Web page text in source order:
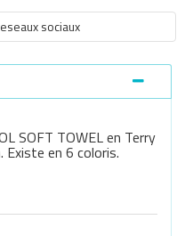
sociaux
SOFT TOWEL en Terry
Existe en 6 coloris.